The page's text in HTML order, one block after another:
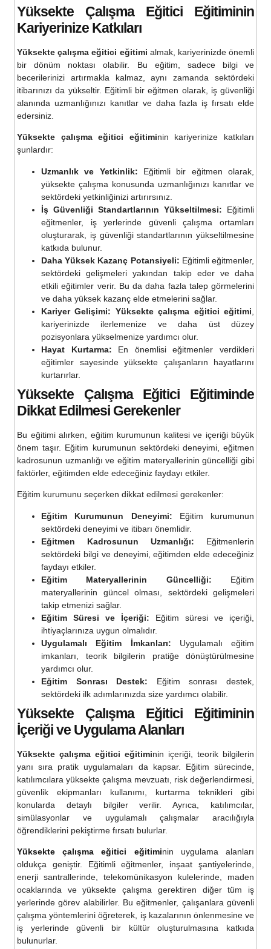
Yüksekte Çalışma Eğitici Eğitiminin
Kariyerinize Katkıları
Yüksekte çalışma eğitici eğitimi almak, kariyerinizde önemli
bir dönüm noktası olabilir. Bu eğitim, sadece bilgi ve
becerilerinizi artırmakla kalmaz, aynı zamanda sektördeki
itibarınızı da yükseltir. Eğitimli bir eğitmen olarak, iş güvenliği
alanında uzmanlığınızı kanıtlar ve daha fazla iş fırsatı elde
edersiniz.
Yüksekte çalışma eğitici eğitiminin kariyerinize katkıları
şunlardır:
Uzmanlık ve Yetkinlik: Eğitimli bir eğitmen olarak,
yüksekte çalışma konusunda uzmanlığınızı kanıtlar ve
sektördeki yetkinliğinizi artırırsınız.
İş Güvenliği Standartlarının Yükseltilmesi: Eğitimli
eğitmenler, iş yerlerinde güvenli çalışma ortamları
oluşturarak, iş güvenliği standartlarının yükseltilmesine
katkıda bulunur.
Daha Yüksek Kazanç Potansiyeli: Eğitimli eğitmenler,
sektördeki gelişmeleri yakından takip eder ve daha
etkili eğitimler verir. Bu da daha fazla talep görmelerini
ve daha yüksek kazanç elde etmelerini sağlar.
Kariyer Gelişimi: Yüksekte çalışma eğitici eğitimi
kariyerinizde ilerlemenize ve daha üst düzey
pozisyonlara yükselmenize yardımcı olur.
Hayat Kurtarma: En önemlisi eğitmenler verdikleri
eğitimler sayesinde yüksekte çalışanların hayatlarını
kurtarırlar.
Yüksekte Çalışma Eğitici Eğitiminde
Dikkat Edilmesi Gerekenler
Bu eğitimi alırken, eğitim kurumunun kalitesi ve içeriği büyük
önem taşır. Eğitim kurumunun sektördeki deneyimi, eğitmen
kadrosunun uzmanlığı ve eğitim materyallerinin güncelliği gibi
faktörler, eğitimden elde edeceğiniz faydayı etkiler.
Eğitim kurumunu seçerken dikkat edilmesi gerekenler:
Eğitim Kurumunun Deneyimi: Eğitim kurumunun
sektördeki deneyimi ve itibarı önemlidir.
Eğitmen Kadrosunun Uzmanlığı: Eğitmenlerin
sektördeki bilgi ve deneyimi, eğitimden elde edeceğiniz
faydayı etkiler.
Eğitim Materyallerinin Güncelliği: Eğitim
materyallerinin güncel olması, sektördeki gelişmeleri
takip etmenizi sağlar.
Eğitim Süresi ve İçeriği: Eğitim süresi ve içeriği,
ihtiyaçlarınıza uygun olmalıdır.
Uygulamalı Eğitim İmkanları: Uygulamalı eğitim
imkanları, teorik bilgilerin pratiğe dönüştürülmesine
yardımcı olur.
Eğitim Sonrası Destek: Eğitim sonrası destek,
sektördeki ilk adımlarınızda size yardımcı olabilir.
Yüksekte Çalışma Eğitici Eğitiminin
İçeriği ve Uygulama Alanları
Yüksekte çalışma eğitici eğitiminin içeriği, teorik bilgilerin
yanı sıra pratik uygulamaları da kapsar. Eğitim sürecinde,
katılımcılara yüksekte çalışma mevzuatı, risk değerlendirmesi,
güvenlik ekipmanları kullanımı, kurtarma teknikleri gibi
konularda detaylı bilgiler verilir. Ayrıca, katılımcılar,
simülasyonlar ve uygulamalı çalışmalar aracılığıyla
öğrendiklerini pekiştirme fırsatı bulurlar.
Yüksekte çalışma eğitici eğitiminin uygulama alanları
oldukça geniştir. Eğitimli eğitmenler, inşaat şantiyelerinde,
enerji santrallerinde, telekomünikasyon kulelerinde, maden
ocaklarında ve yüksekte çalışma gerektiren diğer tüm iş
yerlerinde görev alabilirler. Bu eğitmenler, çalışanlara güvenli
çalışma yöntemlerini öğreterek, iş kazalarının önlenmesine ve
iş yerlerinde güvenli bir kültür oluşturulmasına katkıda
bulunurlar.